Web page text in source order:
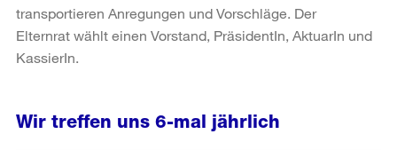
transportieren Anregungen und Vorschläge. Der
Elternrat wählt einen Vorstand, PräsidentIn, AktuarIn und
KassierIn.
Wir treffen uns 6-mal jährlich